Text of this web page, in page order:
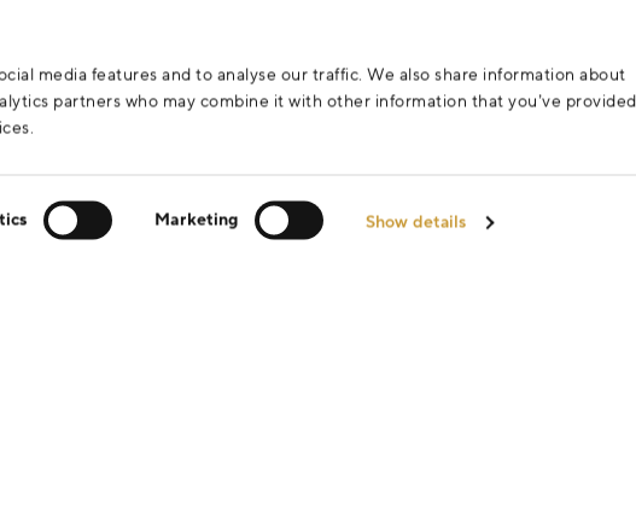
media features and to analyse our traffic. We also share information about
partners who may combine it with other information that you’ve provided
Marketing Show details